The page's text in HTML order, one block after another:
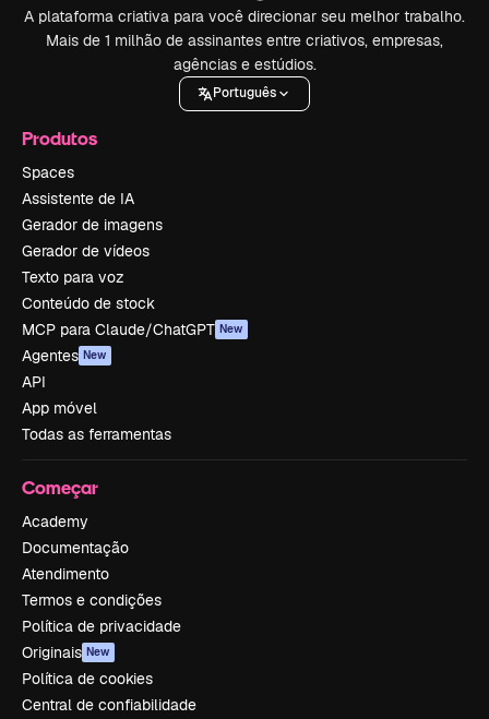
A plataforma criativa para você direcionar seu melhor trabalho.
Mais de 1 milhão de assinantes entre criativos, empresas,
agências e estúdios.
Português
Produtos
Spaces
Assistente de IA
Gerador de imagens
Gerador de vídeos
Texto para voz
Conteúdo de stock
MCP para Claude/ChatGPT New
Agentes New
API
App móvel
Todas as ferramentas
Começar
Academy
Documentação
Atendimento
Termos e condições
Política de privacidade
Originais New
Política de cookies
Central de confiabilidade